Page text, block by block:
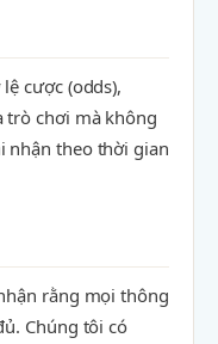
cược (odds),
trò chơi mà không
nhận theo thời gian
rằng mọi thông
Chúng tôi có